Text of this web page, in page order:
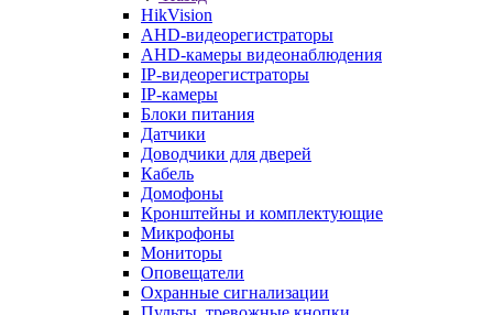
HikVision
AHD-видеорегистраторы
AHD-камеры видеонаблюдения
IP-видеорегистраторы
IP-камеры
Блоки питания
Датчики
Доводчики для дверей
Кабель
Домофоны
Кронштейны и комплектующие
Микрофоны
Мониторы
Оповещатели
Охранные сигнализации